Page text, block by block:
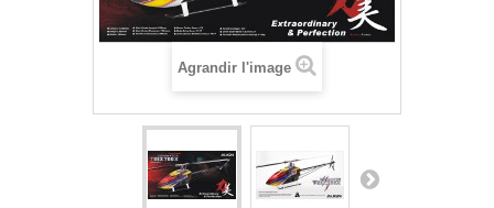
Agrandir l'image